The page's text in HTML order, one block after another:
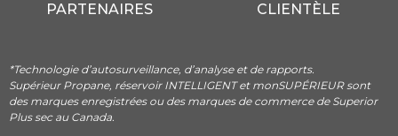
PARTENAIRES
CLIENTÈLE
*Technologie d’autosurveillance, d’analyse et de rapports.
Supérieur Propane, réservoir INTELLIGENT et monSUPÉRIEUR sont
des marques enregistrées ou des marques de commerce de Superior
Plus sec au Canada.